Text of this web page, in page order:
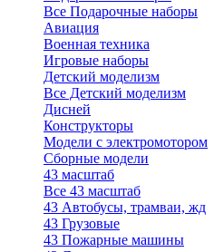
Все Подарочные наборы
Авиация
Военная техника
Игровые наборы
Детский моделизм
Все Детский моделизм
Дисней
Конструкторы
Модели с электромотором
Сборные модели
43 масштаб
Все 43 масштаб
43 Автобусы, трамваи, жд
43 Грузовые
43 Пожарные машины